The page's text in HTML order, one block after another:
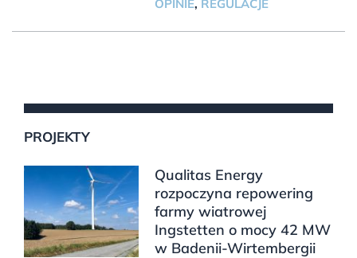
OPINIE, REGULACJE
PROJEKTY
Qualitas Energy
rozpoczyna repowering
farmy wiatrowej
Ingstetten o mocy 42 MW
w Badenii-Wirtembergii